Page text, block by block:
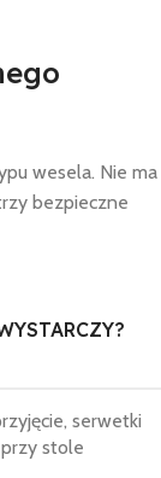
wesela. Nie ma
bezpieczne
serwetki
stole